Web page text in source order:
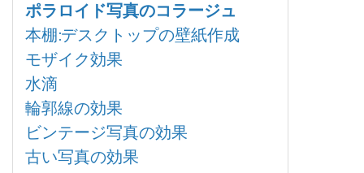
NatureArt プラグイン
LightShop プラグイン
HDRFactory プラグイン
AirBrush プラグイン
整列ツールのオプション
白黒による調整
しきい値による調整
内蔵 プラグイン
外部プラグイン
ポラロイド写真のコラージュ
本棚:デスクトップの壁紙作成
モザイク効果
水滴
輪郭線の効果
ビンテージ写真の効果
古い写真の効果